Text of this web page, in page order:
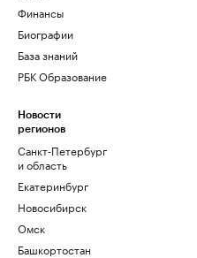
Финансы
Биографии
База знаний
РБК Образование
Новости
регионов
Санкт-Петербург
и область
Екатеринбург
Новосибирск
Омск
Башкортостан